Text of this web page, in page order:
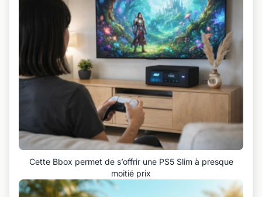
Cette Bbox permet de s’offrir une PS5 Slim à presque
moitié prix